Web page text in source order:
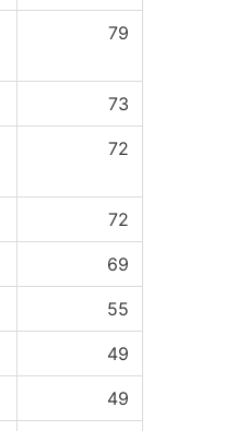
79
73
72
72
69
55
49
49